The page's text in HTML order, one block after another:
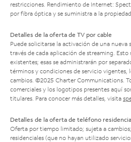
restricciones. Rendimiento de Internet:
por fibra óptica y se suministra a la
Detalles de la oferta de TV por cable
Puede solicitarse la activación de una
través de cada aplicación de streaming. Esto
existentes; esas se administrarán por
términos y condiciones de servicio vigentes,
cambios. ©2025 Charter Communications.
comerciales y los logotipos presentes aquí
titulares. Para conocer más detalles, visita
Detalles de la oferta de teléfono
Oferta por tiempo limitado; sujeta a
residenciales (que no hayan utilizado